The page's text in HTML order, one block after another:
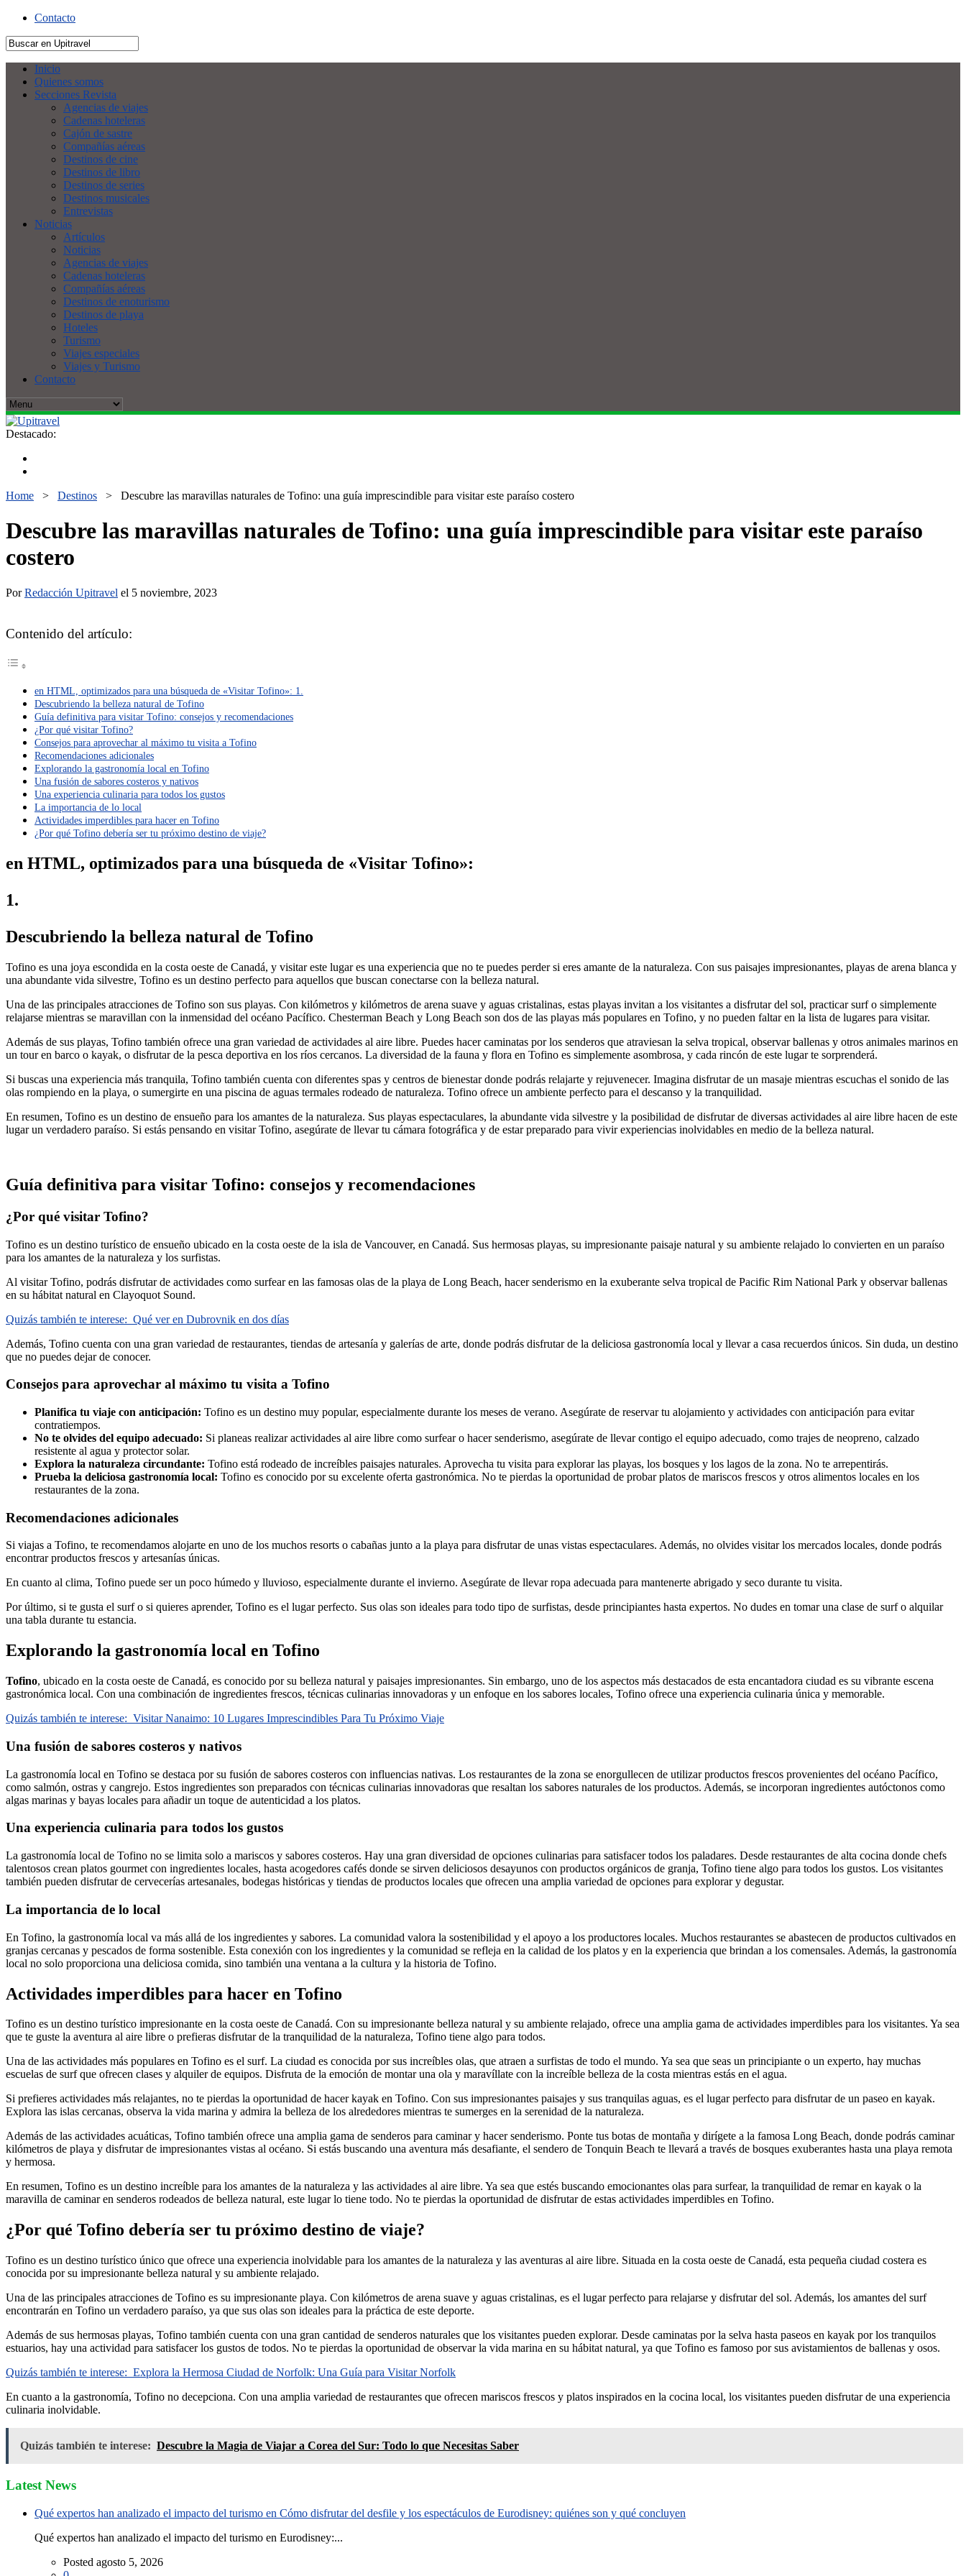
Contacto
Inicio
Quienes somos
Secciones Revista
Agencias de viajes
Cadenas hoteleras
Cajón de sastre
Compañías aéreas
Destinos de cine
Destinos de libro
Destinos de series
Destinos musicales
Entrevistas
Noticias
Artículos
Noticias
Agencias de viajes
Cadenas hoteleras
Compañías aéreas
Destinos de enoturismo
Destinos de playa
Hoteles
Turismo
Viajes especiales
Viajes y Turismo
Contacto
Destacado:
Home > Destinos > Descubre las maravillas naturales de Tofino: una guía imprescindible para visitar este paraíso costero
Descubre las maravillas naturales de Tofino: una guía imprescindible para visitar este paraíso
costero
PorRedacción Upitravel el 5 noviembre, 2023
Contenido del artículo:
en HTML, optimizados para una búsqueda de «Visitar Tofino»: 1.
Descubriendo la belleza natural de Tofino
Guía definitiva para visitar Tofino: consejos y recomendaciones
¿Por qué visitar Tofino?
Consejos para aprovechar al máximo tu visita a Tofino
Recomendaciones adicionales
Explorando la gastronomía local en Tofino
Una fusión de sabores costeros y nativos
Una experiencia culinaria para todos los gustos
La importancia de lo local
Actividades imperdibles para hacer en Tofino
¿Por qué Tofino debería ser tu próximo destino de viaje?
en HTML, optimizados para una búsqueda de «Visitar Tofino»:
1.
Descubriendo la belleza natural de Tofino
Tofino es una joya escondida en la costa oeste de Canadá, y visitar este lugar es una experiencia que no te puedes perder si eres amante de la naturaleza. Con sus paisajes impresionantes, playas de arena blanca y
una abundante vida silvestre, Tofino es un destino perfecto para aquellos que buscan conectarse con la belleza natural.
Una de las principales atracciones de Tofino son sus playas. Con kilómetros y kilómetros de arena suave y aguas cristalinas, estas playas invitan a los visitantes a disfrutar del sol, practicar surf o simplemente
relajarse mientras se maravillan con la inmensidad del océano Pacífico. Chesterman Beach y Long Beach son dos de las playas más populares en Tofino, y no pueden faltar en la lista de lugares para visitar.
Además de sus playas, Tofino también ofrece una gran variedad de actividades al aire libre. Puedes hacer caminatas por los senderos que atraviesan la selva tropical, observar ballenas y otros animales marinos en
un tour en barco o kayak, o disfrutar de la pesca deportiva en los ríos cercanos. La diversidad de la fauna y flora en Tofino es simplemente asombrosa, y cada rincón de este lugar te sorprenderá.
Si buscas una experiencia más tranquila, Tofino también cuenta con diferentes spas y centros de bienestar donde podrás relajarte y rejuvenecer. Imagina disfrutar de un masaje mientras escuchas el sonido de las
olas rompiendo en la playa, o sumergirte en una piscina de aguas termales rodeado de naturaleza. Tofino ofrece un ambiente perfecto para el descanso y la tranquilidad.
En resumen, Tofino es un destino de ensueño para los amantes de la naturaleza. Sus playas espectaculares, la abundante vida silvestre y la posibilidad de disfrutar de diversas actividades al aire libre hacen de este
lugar un verdadero paraíso. Si estás pensando en visitar Tofino, asegúrate de llevar tu cámara fotográfica y de estar preparado para vivir experiencias inolvidables en medio de la belleza natural.
Guía definitiva para visitar Tofino: consejos y recomendaciones
¿Por qué visitar Tofino?
Tofino es un destino turístico de ensueño ubicado en la costa oeste de la isla de Vancouver, en Canadá. Sus hermosas playas, su impresionante paisaje natural y su ambiente relajado lo convierten en un paraíso
para los amantes de la naturaleza y los surfistas.
Al visitar Tofino, podrás disfrutar de actividades como surfear en las famosas olas de la playa de Long Beach, hacer senderismo en la exuberante selva tropical de Pacific Rim National Park y observar ballenas
en su hábitat natural en Clayoquot Sound.
Quizás también te interese: Qué ver en Dubrovnik en dos días
Además, Tofino cuenta con una gran variedad de restaurantes, tiendas de artesanía y galerías de arte, donde podrás disfrutar de la deliciosa gastronomía local y llevar a casa recuerdos únicos. Sin duda, un destino
que no puedes dejar de conocer.
Consejos para aprovechar al máximo tu visita a Tofino
Planifica tu viaje con anticipación: Tofino es un destino muy popular, especialmente durante los meses de verano. Asegúrate de reservar tu alojamiento y actividades con anticipación para evitar
contratiempos.
No te olvides del equipo adecuado: Si planeas realizar actividades al aire libre como surfear o hacer senderismo, asegúrate de llevar contigo el equipo adecuado, como trajes de neopreno, calzado
resistente al agua y protector solar.
Explora la naturaleza circundante: Tofino está rodeado de increíbles paisajes naturales. Aprovecha tu visita para explorar las playas, los bosques y los lagos de la zona. No te arrepentirás.
Prueba la deliciosa gastronomía local: Tofino es conocido por su excelente oferta gastronómica. No te pierdas la oportunidad de probar platos de mariscos frescos y otros alimentos locales en los
restaurantes de la zona.
Recomendaciones adicionales
Si viajas a Tofino, te recomendamos alojarte en uno de los muchos resorts o cabañas junto a la playa para disfrutar de unas vistas espectaculares. Además, no olvides visitar los mercados locales, donde podrás
encontrar productos frescos y artesanías únicas.
En cuanto al clima, Tofino puede ser un poco húmedo y lluvioso, especialmente durante el invierno. Asegúrate de llevar ropa adecuada para mantenerte abrigado y seco durante tu visita.
Por último, si te gusta el surf o si quieres aprender, Tofino es el lugar perfecto. Sus olas son ideales para todo tipo de surfistas, desde principiantes hasta expertos. No dudes en tomar una clase de surf o alquilar
una tabla durante tu estancia.
Explorando la gastronomía local en Tofino
Tofino, ubicado en la costa oeste de Canadá, es conocido por su belleza natural y paisajes impresionantes. Sin embargo, uno de los aspectos más destacados de esta encantadora ciudad es su vibrante escena
gastronómica local. Con una combinación de ingredientes frescos, técnicas culinarias innovadoras y un enfoque en los sabores locales, Tofino ofrece una experiencia culinaria única y memorable.
Quizás también te interese: Visitar Nanaimo: 10 Lugares Imprescindibles Para Tu Próximo Viaje
Una fusión de sabores costeros y nativos
La gastronomía local en Tofino se destaca por su fusión de sabores costeros con influencias nativas. Los restaurantes de la zona se enorgullecen de utilizar productos frescos provenientes del océano Pacífico,
como salmón, ostras y cangrejo. Estos ingredientes son preparados con técnicas culinarias innovadoras que resaltan los sabores naturales de los productos. Además, se incorporan ingredientes autóctonos como
algas marinas y bayas locales para añadir un toque de autenticidad a los platos.
Una experiencia culinaria para todos los gustos
La gastronomía local de Tofino no se limita solo a mariscos y sabores costeros. Hay una gran diversidad de opciones culinarias para satisfacer todos los paladares. Desde restaurantes de alta cocina donde chefs
talentosos crean platos gourmet con ingredientes locales, hasta acogedores cafés donde se sirven deliciosos desayunos con productos orgánicos de granja, Tofino tiene algo para todos los gustos. Los visitantes
también pueden disfrutar de cervecerías artesanales, bodegas históricas y tiendas de productos locales que ofrecen una amplia variedad de opciones para explorar y degustar.
La importancia de lo local
En Tofino, la gastronomía local va más allá de los ingredientes y sabores. La comunidad valora la sostenibilidad y el apoyo a los productores locales. Muchos restaurantes se abastecen de productos cultivados en
granjas cercanas y pescados de forma sostenible. Esta conexión con los ingredientes y la comunidad se refleja en la calidad de los platos y en la experiencia que brindan a los comensales. Además, la gastronomía
local no solo proporciona una deliciosa comida, sino también una ventana a la cultura y la historia de Tofino.
Actividades imperdibles para hacer en Tofino
Tofino es un destino turístico impresionante en la costa oeste de Canadá. Con su impresionante belleza natural y su ambiente relajado, ofrece una amplia gama de actividades imperdibles para los visitantes. Ya sea
que te guste la aventura al aire libre o prefieras disfrutar de la tranquilidad de la naturaleza, Tofino tiene algo para todos.
Una de las actividades más populares en Tofino es el surf. La ciudad es conocida por sus increíbles olas, que atraen a surfistas de todo el mundo. Ya sea que seas un principiante o un experto, hay muchas
escuelas de surf que ofrecen clases y alquiler de equipos. Disfruta de la emoción de montar una ola y maravíllate con la increíble belleza de la costa mientras estás en el agua.
Si prefieres actividades más relajantes, no te pierdas la oportunidad de hacer kayak en Tofino. Con sus impresionantes paisajes y sus tranquilas aguas, es el lugar perfecto para disfrutar de un paseo en kayak.
Explora las islas cercanas, observa la vida marina y admira la belleza de los alrededores mientras te sumerges en la serenidad de la naturaleza.
Además de las actividades acuáticas, Tofino también ofrece una amplia gama de senderos para caminar y hacer senderismo. Ponte tus botas de montaña y dirígete a la famosa Long Beach, donde podrás caminar
kilómetros de playa y disfrutar de impresionantes vistas al océano. Si estás buscando una aventura más desafiante, el sendero de Tonquin Beach te llevará a través de bosques exuberantes hasta una playa remota
y hermosa.
En resumen, Tofino es un destino increíble para los amantes de la naturaleza y las actividades al aire libre. Ya sea que estés buscando emocionantes olas para surfear, la tranquilidad de remar en kayak o la
maravilla de caminar en senderos rodeados de belleza natural, este lugar lo tiene todo. No te pierdas la oportunidad de disfrutar de estas actividades imperdibles en Tofino.
¿Por qué Tofino debería ser tu próximo destino de viaje?
Tofino es un destino turístico único que ofrece una experiencia inolvidable para los amantes de la naturaleza y las aventuras al aire libre. Situada en la costa oeste de Canadá, esta pequeña ciudad costera es
conocida por su impresionante belleza natural y su ambiente relajado.
Una de las principales atracciones de Tofino es su impresionante playa. Con kilómetros de arena suave y aguas cristalinas, es el lugar perfecto para relajarse y disfrutar del sol. Además, los amantes del surf
encontrarán en Tofino un verdadero paraíso, ya que sus olas son ideales para la práctica de este deporte.
Además de sus hermosas playas, Tofino también cuenta con una gran cantidad de senderos naturales que los visitantes pueden explorar. Desde caminatas por la selva hasta paseos en kayak por los tranquilos
estuarios, hay una actividad para satisfacer los gustos de todos. No te pierdas la oportunidad de observar la vida marina en su hábitat natural, ya que Tofino es famoso por sus avistamientos de ballenas y osos.
Quizás también te interese: Explora la Hermosa Ciudad de Norfolk: Una Guía para Visitar Norfolk
En cuanto a la gastronomía, Tofino no decepciona. Con una amplia variedad de restaurantes que ofrecen mariscos frescos y platos inspirados en la cocina local, los visitantes pueden disfrutar de una experiencia
culinaria inolvidable.
Quizás también te interese: Descubre la Magia de Viajar a Corea del Sur: Todo lo que Necesitas Saber
Latest News
Qué expertos han analizado el impacto del turismo en Cómo disfrutar del desfile y los espectáculos de Eurodisney: quiénes son y qué concluyen
Qué expertos han analizado el impacto del turismo en Eurodisney:...
Posted agosto 5, 2026